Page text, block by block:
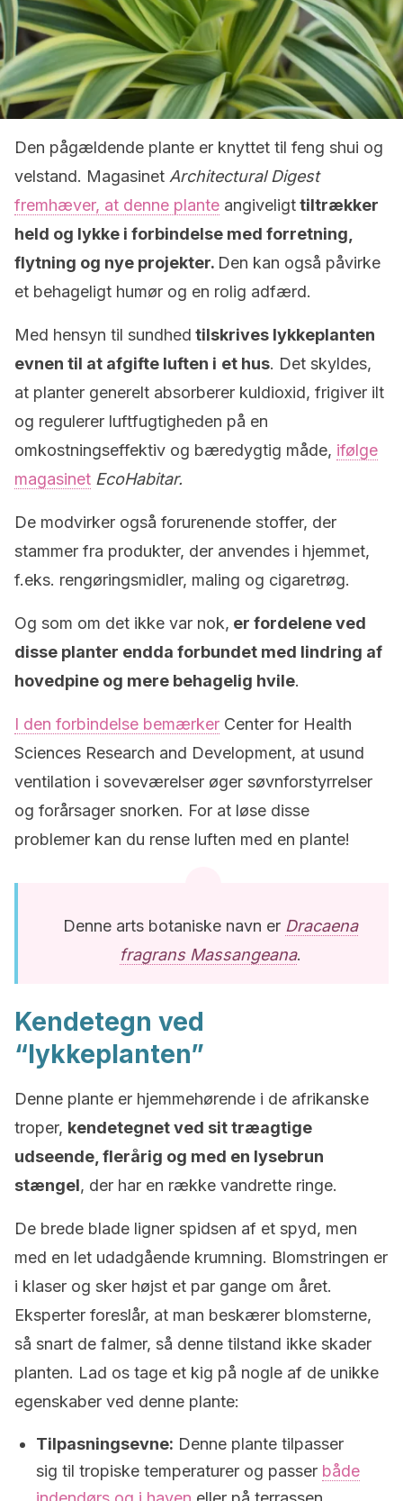
Den pågældende plante er knyttet til feng shui og
velstand. Magasinet Architectural Digest
fremhæver, at denne plante angiveligttiltrækker
held og lykke i forbindelse med forretning,
flytning og nye projekter. Den kan også påvirke
et behageligt humør og en rolig adfærd.
Med hensyn til sundhed tilskrives lykkeplanten
evnen til at afgifte luften i et hus. Det skyldes,
at planter generelt absorberer kuldioxid, frigiver ilt
og regulerer luftfugtigheden på en
omkostningseffektiv og bæredygtig måde, ifølge
magasinet EcoHabitar.
De modvirker også forurenende stoffer, der
stammer fra produkter, der anvendes i hjemmet,
f.eks. rengøringsmidler, maling og cigaretrøg.
Og som om det ikke var nok, er fordelene ved
disse planter endda forbundet med lindring af
hovedpine og mere behagelig hvile.
I den forbindelse bemærker Center for Health
Sciences Research and Development, at usund
ventilation i soveværelser øger søvnforstyrrelser
og forårsager snorken. For at løse disse
problemer kan du rense luften med en plante!
Denne arts botaniske navn er Dracaena
fragrans Massangeana.
Kendetegn ved
“lykkeplanten”
Denne plante er hjemmehørende i de afrikanske
troper, kendetegnet ved sit træagtige
udseende, flerårig og med en lysebrun
stængel, der har en række vandrette ringe.
De brede blade ligner spidsen af et spyd, men
med en let udadgående krumning. Blomstringen er
i klaser og sker højst et par gange om året.
Eksperter foreslår, at man beskærer blomsterne,
så snart de falmer, så denne tilstand ikke skader
planten. Lad os tage et kig på nogle af de unikke
egenskaber ved denne plante:
Tilpasningsevne: Denne plante tilpasser
sig til tropiske temperaturer og passer både